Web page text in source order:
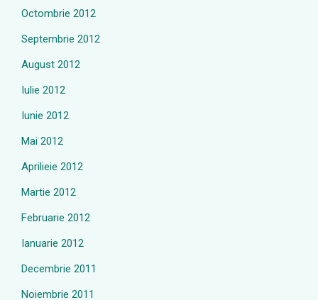
Octombrie 2012
Septembrie 2012
August 2012
Iulie 2012
Iunie 2012
Mai 2012
Aprilieie 2012
Martie 2012
Februarie 2012
Ianuarie 2012
Decembrie 2011
Noiembrie 2011